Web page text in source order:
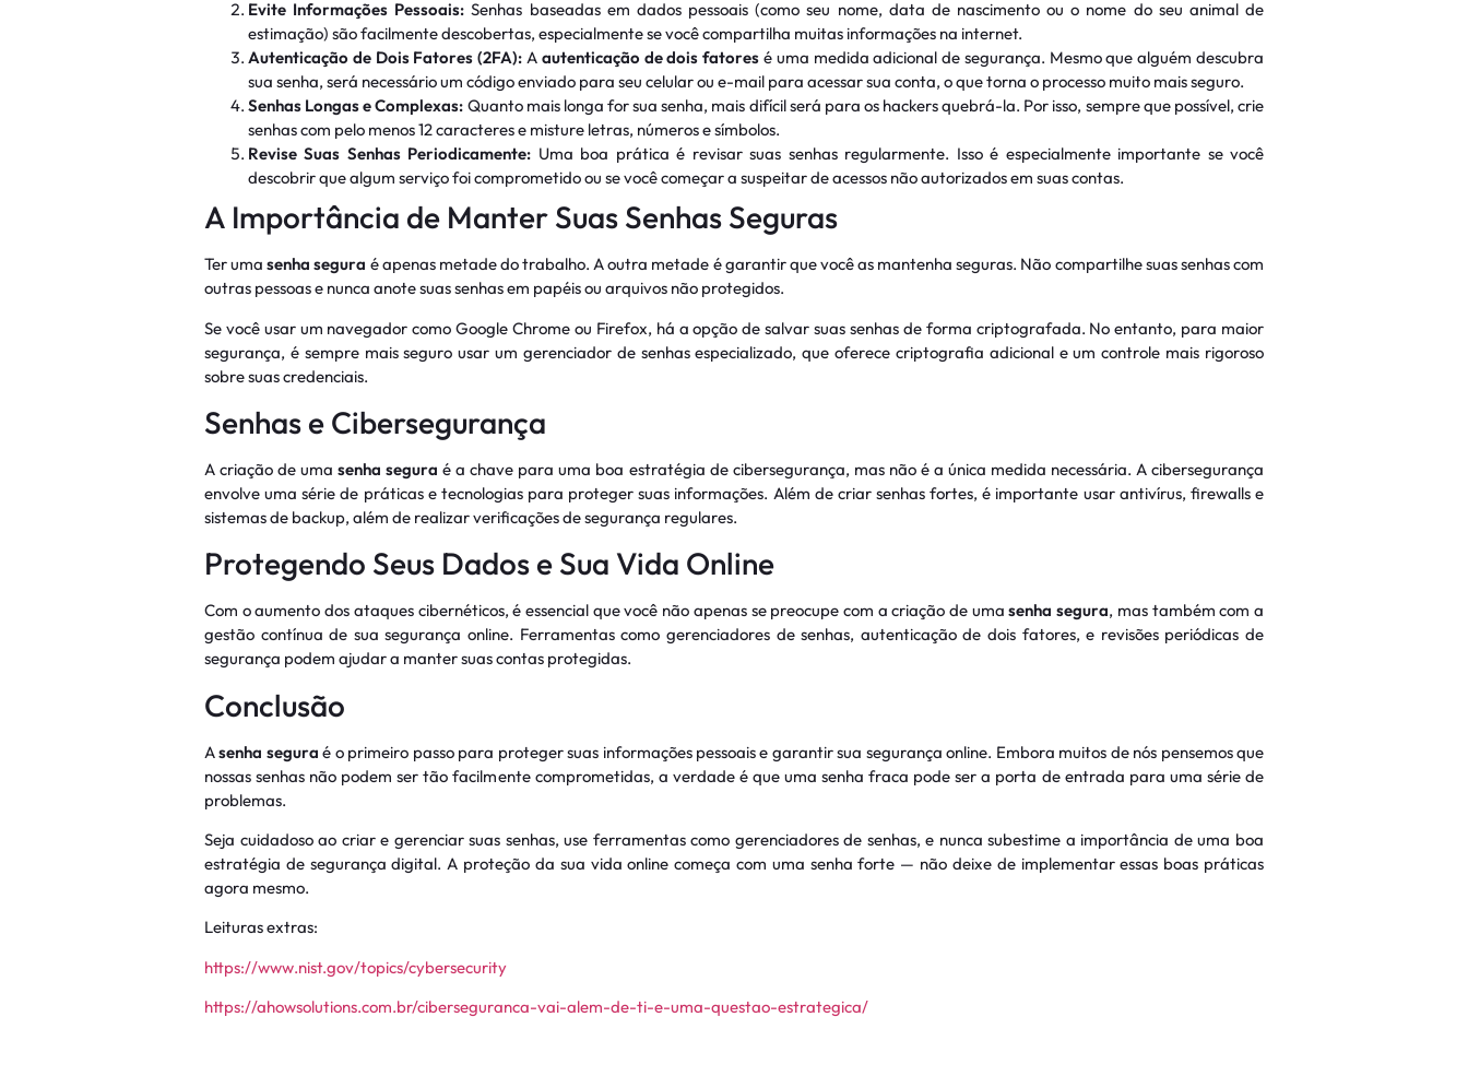
Evite Informações Pessoais: Senhas baseadas em dados pessoais (como seu nome, data de nascimento ou o nome do seu animal de
estimação) são facilmente descobertas, especialmente se você compartilha muitas informações na internet.
Autenticação de Dois Fatores (2FA): A autenticação de dois fatores é uma medida adicional de segurança. Mesmo que alguém descubra
sua senha, será necessário um código enviado para seu celular ou e-mail para acessar sua conta, o que torna o processo muito mais seguro.
Senhas Longas e Complexas: Quanto mais longa for sua senha, mais difícil será para os hackers quebrá-la. Por isso, sempre que possível, crie
senhas com pelo menos 12 caracteres e misture letras, números e símbolos.
Revise Suas Senhas Periodicamente: Uma boa prática é revisar suas senhas regularmente. Isso é especialmente importante se você
descobrir que algum serviço foi comprometido ou se você começar a suspeitar de acessos não autorizados em suas contas.
A Importância de Manter Suas Senhas Seguras
Ter umasenha segura é apenas metade do trabalho. A outra metade é garantir que você as mantenha seguras. Não compartilhe suas senhas com
outras pessoas e nunca anote suas senhas em papéis ou arquivos não protegidos.
Se você usar um navegador como Google Chrome ou Firefox, há a opção de salvar suas senhas de forma criptografada. No entanto, para maior
segurança, é sempre mais seguro usar um gerenciador de senhas especializado, que oferece criptografia adicional e um controle mais rigoroso
sobre suas credenciais.
Senhas e Cibersegurança
A criação de umasenha segura é a chave para uma boa estratégia de cibersegurança, mas não é a única medida necessária. A cibersegurança
envolve uma série de práticas e tecnologias para proteger suas informações. Além de criar senhas fortes, é importante usar antivírus, firewalls e
sistemas de backup, além de realizar verificações de segurança regulares.
Protegendo Seus Dados e Sua Vida Online
Com o aumento dos ataques cibernéticos, é essencial que você não apenas se preocupe com a criação de umasenha segura, mas também com a
gestão contínua de sua segurança online. Ferramentas como gerenciadores de senhas, autenticação de dois fatores, e revisões periódicas de
segurança podem ajudar a manter suas contas protegidas.
Conclusão
Asenha segura é o primeiro passo para proteger suas informações pessoais e garantir sua segurança online. Embora muitos de nós pensemos que
nossas senhas não podem ser tão facilmente comprometidas, a verdade é que uma senha fraca pode ser a porta de entrada para uma série de
problemas.
Seja cuidadoso ao criar e gerenciar suas senhas, use ferramentas como gerenciadores de senhas, e nunca subestime a importância de uma boa
estratégia de segurança digital. A proteção da sua vida online começa com uma senha forte — não deixe de implementar essas boas práticas
agora mesmo.
Leituras extras:
https://www.nist.gov/topics/cybersecurity
https://ahowsolutions.com.br/ciberseguranca-vai-alem-de-ti-e-uma-questao-estrategica/